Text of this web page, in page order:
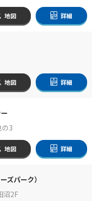
地図 詳細
地図 詳細
3
地図 詳細
ズパーク）
沼2F